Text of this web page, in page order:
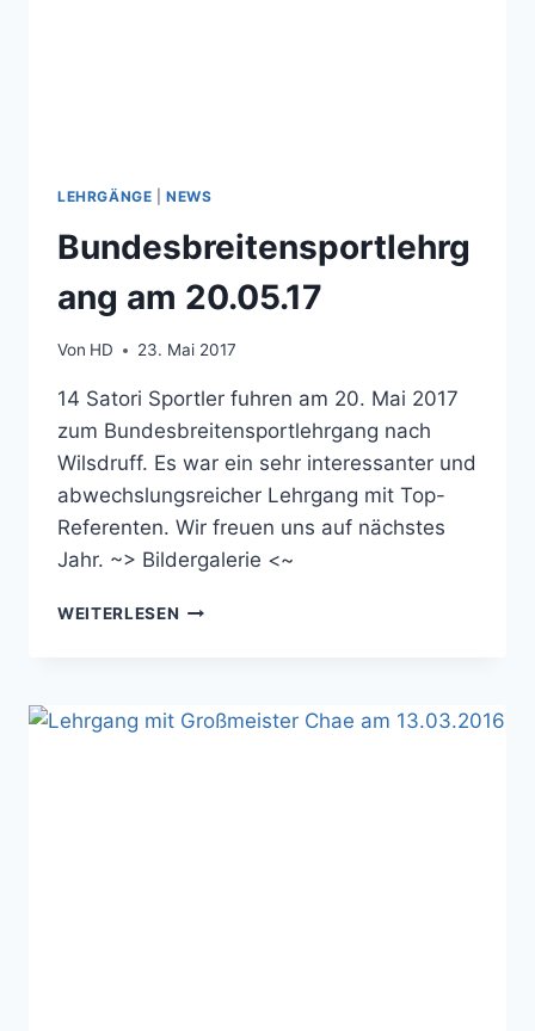
LEHRGÄNGE |NEWS
Bundesbreitensportlehrg
ang am 20.05.17
Von HD 23. Mai 2017
14 Satori Sportler fuhren am 20. Mai 2017
zum Bundesbreitensportlehrgang nach
Wilsdruff. Es war ein sehr interessanter und
abwechslungsreicher Lehrgang mit Top-
Referenten. Wir freuen uns auf nächstes
Jahr. ~> Bildergalerie <~
WEITERLESEN BUNDESBREITENSPORTLEHRGANG